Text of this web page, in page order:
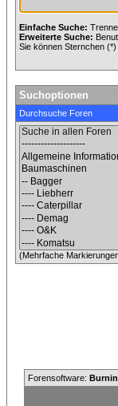
Einfache Suche:
Erweiterte Suche:
Sie können Sternchen
Suchoptionen
Durchsuche Foren
(Mehrfache
Forensoftware: